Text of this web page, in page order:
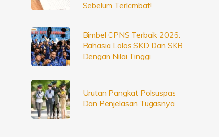
Sebelum Terlambat!
Bimbel CPNS Terbaik 2026:
Rahasia Lolos SKD Dan SKB
Dengan Nilai Tinggi
Urutan Pangkat Polsuspas
Dan Penjelasan Tugasnya